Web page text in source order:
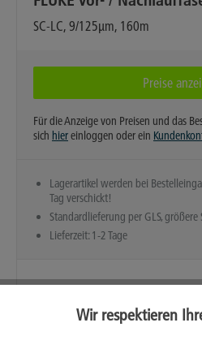
SC-LC, 9/125µm, 160m
Preise
Für die Anzeige von Preisen und das
sich hiereinloggen oder ein
Lagerartikel werden bei
Tag verschickt!
Standardlieferung per GLS,
Lieferzeit: 1-2 Tage
Wir respektieren